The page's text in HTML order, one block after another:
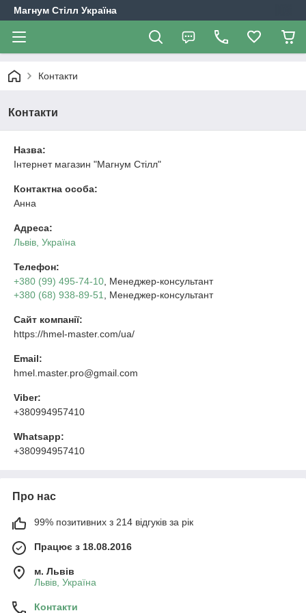
Магнум Стілл Україна
Контакти
Контакти
Назва:
Інтернет магазин "Магнум Стілл"
Контактна особа:
Анна
Адреса:
Львів, Україна
Телефон:
+380 (99) 495-74-10 , Менеджер-консультант
+380 (68) 938-89-51
, Менеджер-консультант
Сайт компанії:
https://hmel-master.com/ua/
Email:
hmel.master.pro@gmail.com
Viber:
+380994957410
Whatsapp:
+380994957410
Про нас
99% позитивних з 214 відгуків за рік
Працює з 18.08.2016
м. Львів
Львів, Україна
Контакти